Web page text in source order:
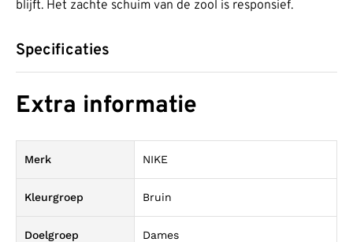
blijft. Het zachte schuim van de zool is responsief.
Specificaties
Extra informatie
Merk NIKE
Kleurgroep Bruin
Doelgroep Dames